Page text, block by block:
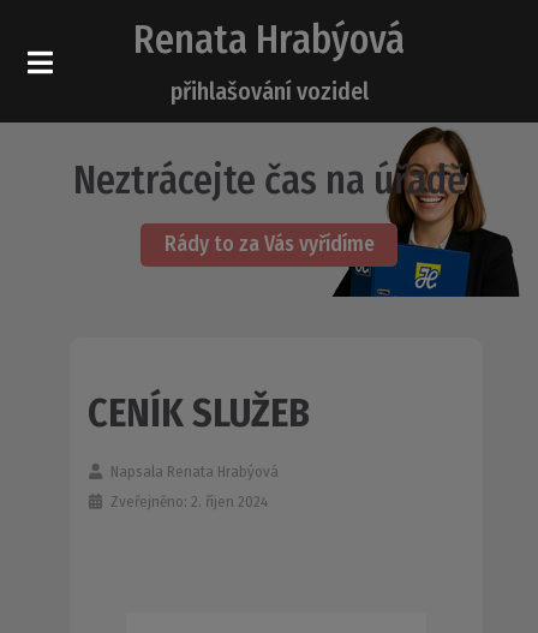
Renata Hrabýová
přihlašování vozidel
Neztrácejte čas na úřadě
Rády to za Vás vyřídíme
CENÍK SLUŽEB
Napsala Renata Hrabýová
Zveřejněno: 2. říjen 2024